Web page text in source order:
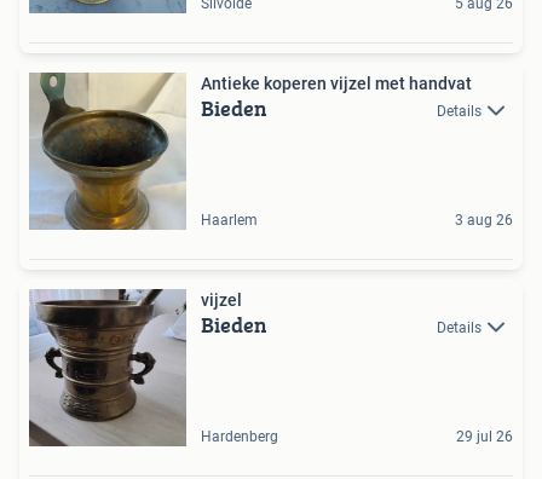
Silvolde 5 aug 26
Antieke koperen vijzel met handvat
Bieden Details
Haarlem 3 aug 26
vijzel
Bieden Details
Hardenberg 29 jul 26